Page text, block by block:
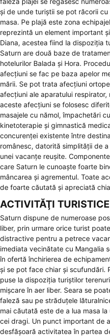
și de unde turiștii se pot răcorii
masa. Pe plajă este zona
reprezintă un element important
Diana, acestea fiind la dispoziția
Saturn are două baze de
hotelurilor Balada și Hora.
afecțiuni se fac pe baza apelor
mării. Se pot trata afecțiuni
afecțiuni ale aparatului
aceste afecțiuni se folosesc
masajele cu nămol, împachetări
kinetoterapie și gimnastică
concurenței existente între
românesc, datorită simplității de
unei vacanțe reușite.
care Saturn le cunoaște foarte
mâncarea și agrementul. Toate
de foarte căutată și apreciată
ACTIVITĂŢI
Saturn dispune de numeroase
liber, prin urmare orice turist
distractive pentru a petrece
imediata vecinătate cu Mangalia
în ofertă închirierea de
și se pot face chiar și scufundări.
puse la dispoziția turiștilor
mișcare în aer liber. Seara se
faleză sau pe străduțele
mai căutată este de a lua masa
cei dragi. Un punct important de
desfășoară activitatea în partea